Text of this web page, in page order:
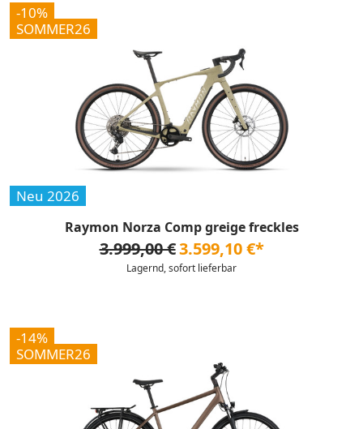
-10%
SOMMER26
Neu 2026
Raymon Norza Comp greige freckles
3.999,00 €3.599,10 €*
Lagernd, sofort lieferbar
-14%
SOMMER26